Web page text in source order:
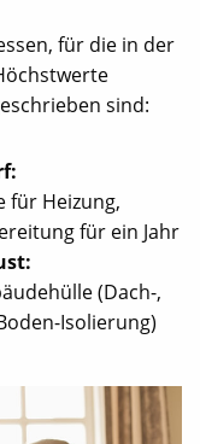
für die in der
sind:
für Heizung,
für ein Jahr
(Dach-,
Isolierung)